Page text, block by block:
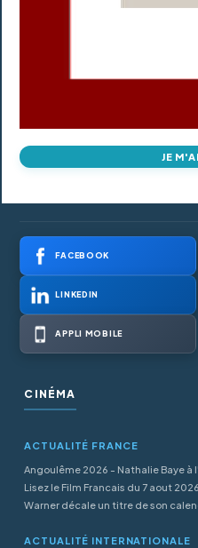
JE
FACEBOOK
LINKEDIN
APPLI MOBILE
CINÉMA
ACTUALITÉ FRANCE
Angoulême 2026 - Nathalie Baye à
Lisez le Film Francais du 7 aout 2026
Warner décale un titre de son
ACTUALITÉ INTERNATIONALE